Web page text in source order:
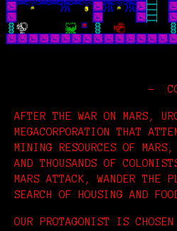
-
AFTER THE WAR ON MARS,
MEGACORPORATION THAT
MINING RESOURCES OF
AND THOUSANDS OF
MARS ATTACK, WANDER THE
SEARCH OF HOUSING AND
OUR PROTAGONIST IS